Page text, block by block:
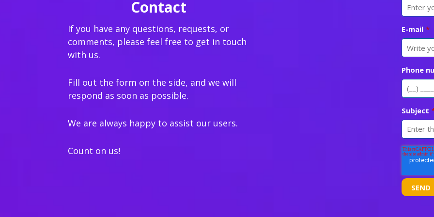
Contact
If you have any questions, requests, or
comments, please feel free to get in touch
with us.
Fill out the form on the side, and we will
respond as soon as possible.
We are always happy to assist our users.
Count on us!
E-mail *
Phone
Subject